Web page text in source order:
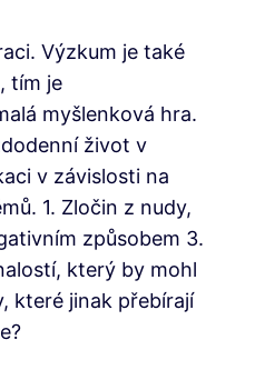
Výzkum je také
tím je
myšlenková hra.
život v
v závislosti na
1. Zločin z nudy,
způsobem 3.
který by mohl
které jinak přebírají